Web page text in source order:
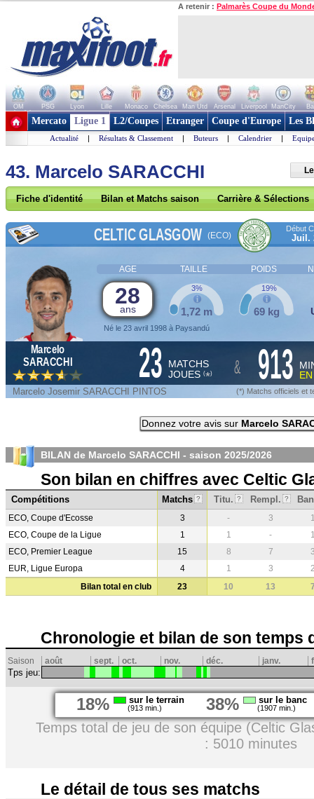
A retenir : Palmarès Coupe du
OM PSG Lyon Lille Monaco Chelsea Man Utd Arsenal Liverpool ManCity
+ de clubs
Mercato Ligue 1 L2/Coupes Etranger Coupe d'Europe Les
Actualité | Résultats & Classement | Buteurs | Calendrier |
43. Marcelo SARACCHI
Fiche d'identité Bilan et Matchs saison Carrière & Sélections
CELTIC GLASGOW (ECO)
Début
Juil.
AGE TAILLE POIDS
28
ans
Né le 23 avril 1998 à Paysandú
1,72 m
3%
69 kg
19%
Marcelo
SARACCHI
23 MATCHS
JOUES (*) & 913
Marcelo Josemir SARACCHI PINTOS (*) Matchs officiels et
Donnez votre avis sur Marcelo
BILAN de Marcelo SARACCHI - saison 2025/2026
Son bilan en chiffres avec Celtic
Compétitions Matchs ? Titu. ? Rempl. ?
ECO, Coupe d'Ecosse 3 - 3
ECO, Coupe de la Ligue
1 1 -
ECO, Premier League
15 8 7
EUR, Ligue Europa
4 1 3
Bilan total en club
23 10 13
Chronologie et bilan de son temps
Saison août sept. oct. nov. déc. janv.
Tps jeu:
18% sur le terrain
(913 min.) 38% sur le banc
(1907 min.)
Temps total de jeu de son équipe (Celtic
: 5010 minutes
Le détail de tous ses matchs